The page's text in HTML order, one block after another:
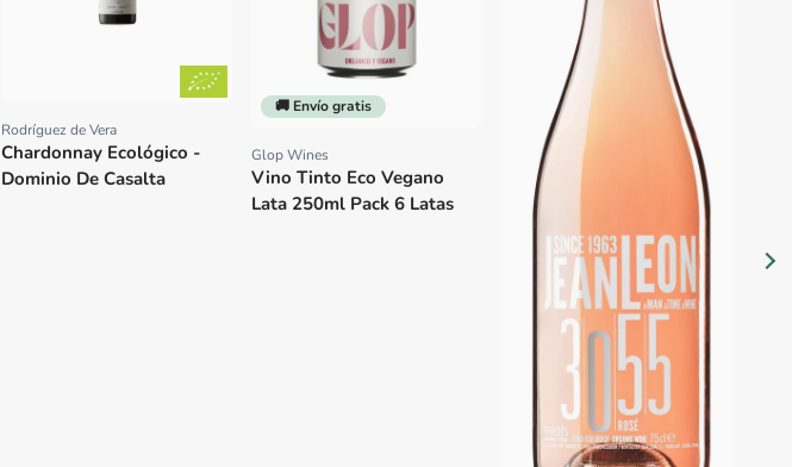
Proveedor:
Rodríguez de Vera
Chardonnay Ecológico -
Dominio De Casalta
🚚 Envío gratis
Proveedor:
Glop Wines
Vino Tinto Eco Vegano
Lata 250ml Pack 6 Latas